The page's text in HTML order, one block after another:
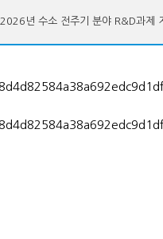
2026년 수소 전주기 분야 R&D과제